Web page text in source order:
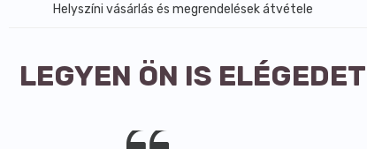
Helyszíni vásárlás és megrendelések átvétele
LEGYEN ÖN IS